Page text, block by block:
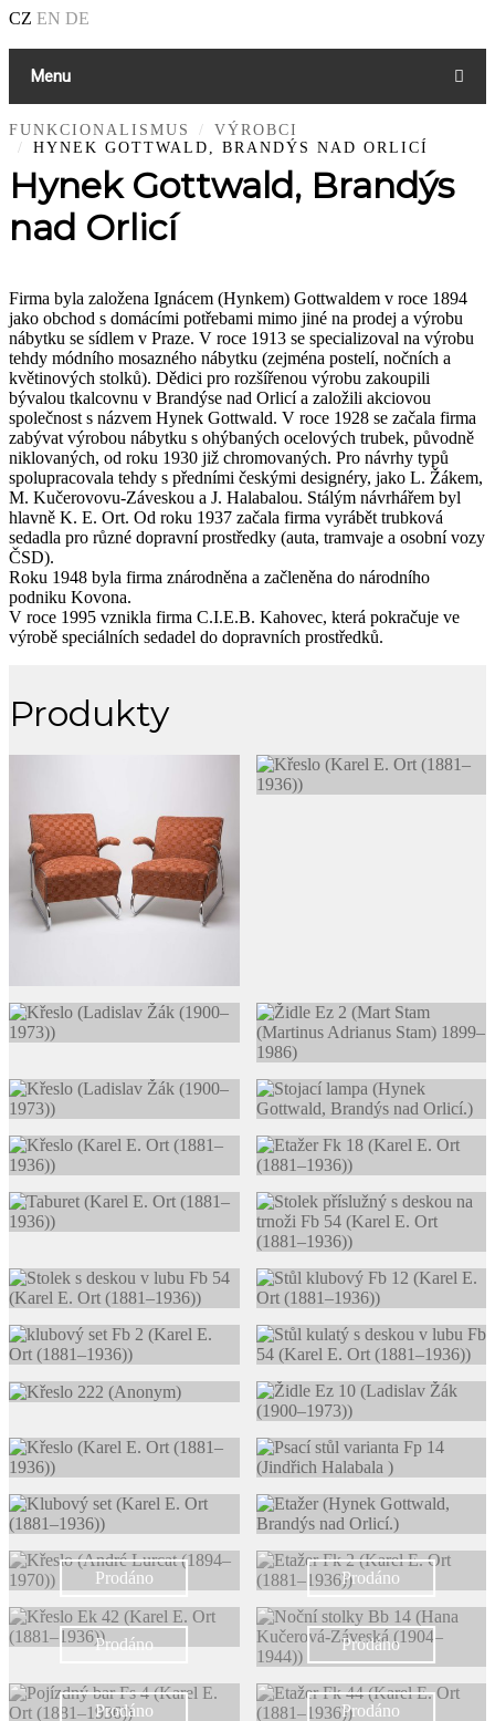
CZ EN DE
Menu
FUNKCIONALISMUS
VÝROBCI
HYNEK GOTTWALD, BRANDÝS NAD ORLICÍ
Hynek Gottwald, Brandýs
nad Orlicí
Firma byla založena Ignácem (Hynkem) Gottwaldem v roce 1894
jako obchod s domácími potřebami mimo jiné na prodej a výrobu
nábytku se sídlem v Praze. V roce 1913 se specializoval na výrobu
tehdy módního mosazného nábytku (zejména postelí, nočních a
květinových stolků). Dědici pro rozšířenou výrobu zakoupili
bývalou tkalcovnu v Brandýse nad Orlicí a založili akciovou
společnost s názvem Hynek Gottwald. V roce 1928 se začala firma
zabývat výrobou nábytku s ohýbaných ocelových trubek, původně
niklovaných, od roku 1930 již chromovaných. Pro návrhy typů
spolupracovala tehdy s předními českými designéry, jako L. Žákem,
M. Kučerovovu-Záveskou a J. Halabalou. Stálým návrhářem byl
hlavně K. E. Ort. Od roku 1937 začala firma vyrábět trubková
sedadla pro různé dopravní prostředky (auta, tramvaje a osobní vozy
ČSD).
Roku 1948 byla firma znárodněna a začleněna do národního
podniku Kovona.
V roce 1995 vznikla firma C.I.E.B. Kahovec, která pokračuje ve
výrobě speciálních sedadel do dopravních prostředků.
Produkty
Prodáno Prodáno
Prodáno Prodáno
Prodáno Prodáno